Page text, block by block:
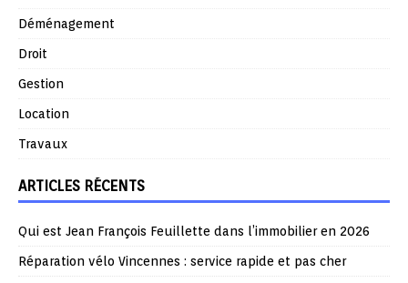
Déménagement
Droit
Gestion
Location
Travaux
ARTICLES RÉCENTS
Qui est Jean François Feuillette dans l’immobilier en 2026
Réparation vélo Vincennes : service rapide et pas cher